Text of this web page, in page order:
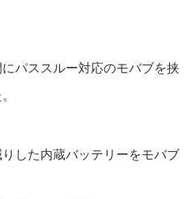
パススルー対応のモバブを挟
した内蔵バッテリーをモバブ